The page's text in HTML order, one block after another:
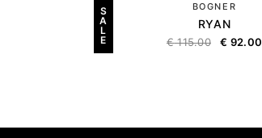
S
A
L
E
BOGNER
RYAN
€115.00 € 92.00